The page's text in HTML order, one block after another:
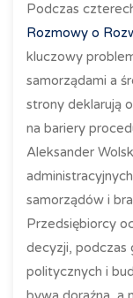
Podczas
Rozmowy o
kluczowy
samorządami a
strony deklarują
na bariery
Aleksander
samorządów i
Przedsiębiorcy
decyzji, podczas
politycznych i